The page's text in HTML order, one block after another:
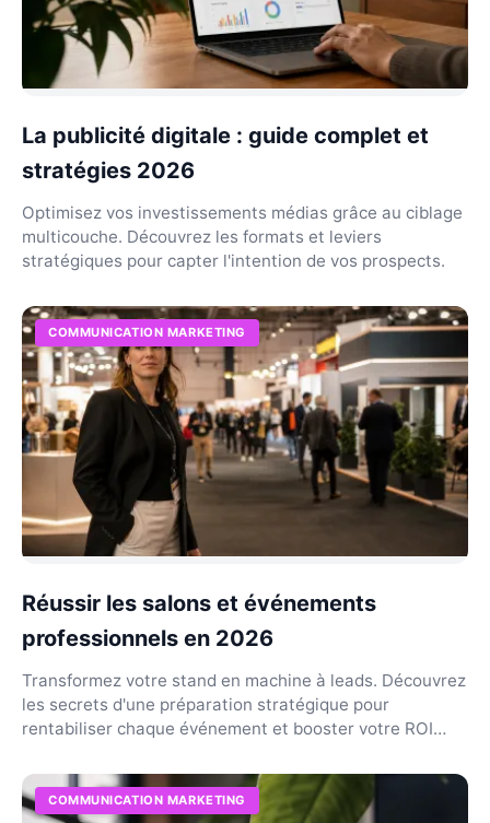
La publicité digitale : guide complet et
stratégies 2026
Optimisez vos investissements médias grâce au ciblage
multicouche. Découvrez les formats et leviers
stratégiques pour capter l'intention de vos prospects.
COMMUNICATION MARKETING
Réussir les salons et événements
professionnels en 2026
Transformez votre stand en machine à leads. Découvrez
les secrets d'une préparation stratégique pour
rentabiliser chaque événement et booster votre ROI
COMMUNICATION MARKETING